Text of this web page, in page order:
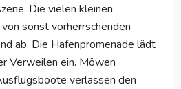
Die vielen kleinen
sonst vorherrschenden
ab. Die Hafenpromenade lädt
Verweilen ein. Möwen
verlassen den